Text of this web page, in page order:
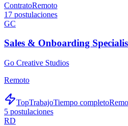
ContratoRemoto
17 postulaciones
GC
Sales & Onboarding
Go Creative Studios
Remoto
TopTrabajoTiempo completo
5 postulaciones
RD